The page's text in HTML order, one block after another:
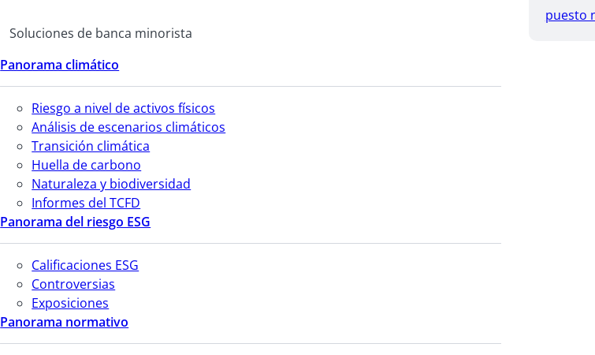
Soluciones de banca minorista
Panorama climático
Riesgo a nivel de activos físicos
Análisis de escenarios climáticos
Transición climática
Huella de carbono
Naturaleza y biodiversidad
Informes del TCFD
Panorama del riesgo ESG
Calificaciones ESG
Controversias
Exposiciones
Panorama normativo
puesto